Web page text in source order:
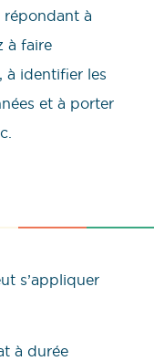
répondant à
à faire
à identifier les
et à porter
s’appliquer
à durée